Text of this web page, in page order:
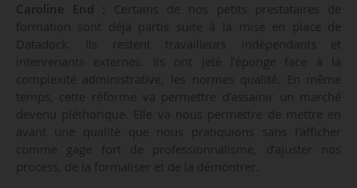
Caroline End :
Certains de nos petits prestataires de
formation sont déjà partis suite à la mise en place de
Datadock. Ils restent travailleurs indépendants et
intervenants externes. Ils ont jeté l’éponge face à la
complexité administrative, les normes qualité. En même
temps, cette réforme va permettre d’assainir un marché
devenu pléthorique. Elle va nous permettre de mettre en
avant une qualité que nous pratiquions sans l’afficher
comme gage fort de professionnalisme, d’ajuster nos
process, de la formaliser et de la démontrer.